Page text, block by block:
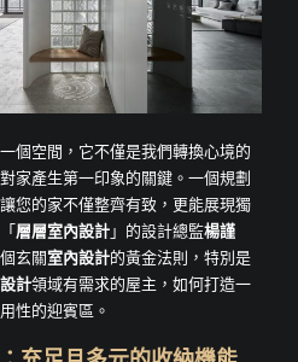
個空間，它不僅是我們轉換心境的
家產生第一印象的關鍵。一個規劃
您的家不僅整齊有致，更能展現獨
層層室內設計」的設計總監楊謹
玄關室內設計的黃金法則，特別是
計領域有需求的屋主，如何打造一
性的迎賓區。